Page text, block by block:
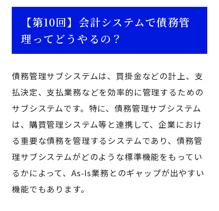
【第10回】会計システムで債務管
理ってどうやるの？
債務管理サブシステムは、買掛金などの計上、支
払決定、支払業務などを効率的に管理するための
サブシステムです。特に、債務管理サブシステム
は、購買管理システム等と連携して、企業におけ
る重要な債務を管理するシステムであり、債務管
理サブシステムがどのような標準機能をもってい
るかによって、As-Is業務とのギャップが出やすい
機能でもあります。